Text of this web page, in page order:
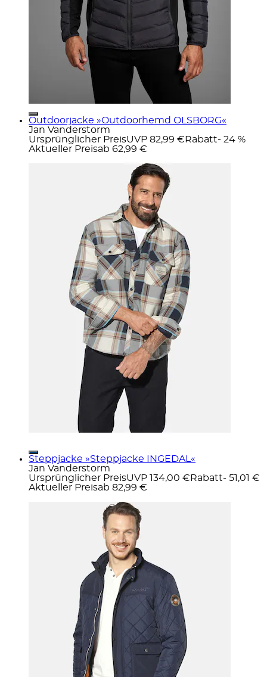
Outdoorjacke »Outdoorhemd OLSBORG«
Jan Vanderstorm
Ursprünglicher PreisUVP 82,99 € Rabatt- 24 %
Aktueller Preisab 62,99 €
Steppjacke »Steppjacke INGEDAL«
Jan Vanderstorm
Ursprünglicher PreisUVP 134,00 € Rabatt- 51,01 €
Aktueller Preisab 82,99 €